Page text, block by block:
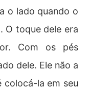
o lado quando o
O toque dele era
Com os pés
dele. Ele não a
colocá-la em seu